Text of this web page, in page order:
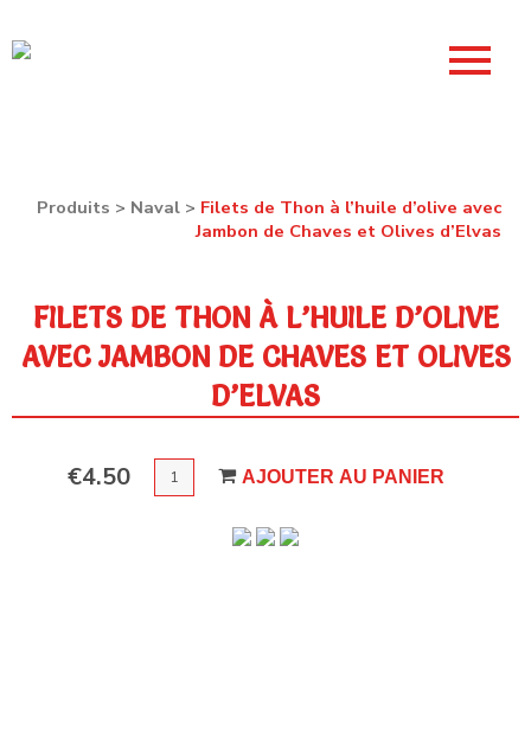
Produits > Naval > Filets de Thon à l’huile d’olive avec
Jambon de Chaves et Olives d’Elvas
FILETS DE THON À L’HUILE D’OLIVE
AVEC JAMBON DE CHAVES ET OLIVES
D’ELVAS
€4.50 QUANTITÉ AJOUTER AU PANIER